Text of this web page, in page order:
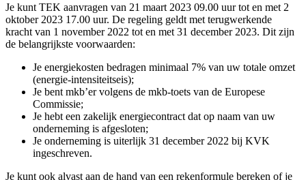
Je kunt TEK aanvragen van 21 maart 2023 09.00 uur tot en met 2
oktober 2023 17.00 uur. De regeling geldt met terugwerkende
kracht van 1 november 2022 tot en met 31 december 2023. Dit zijn
de belangrijkste voorwaarden:
Je energiekosten bedragen minimaal 7% van uw totale omzet
(energie-intensiteitseis);
Je bent mkb’er volgens de mkb-toets van de Europese
Commissie;
Je hebt een zakelijk energiecontract dat op naam van uw
onderneming is afgesloten;
Je onderneming is uiterlijk 31 december 2022 bij KVK
ingeschreven.
Je kunt ook alvast aan de hand van een rekenformule bereken of je